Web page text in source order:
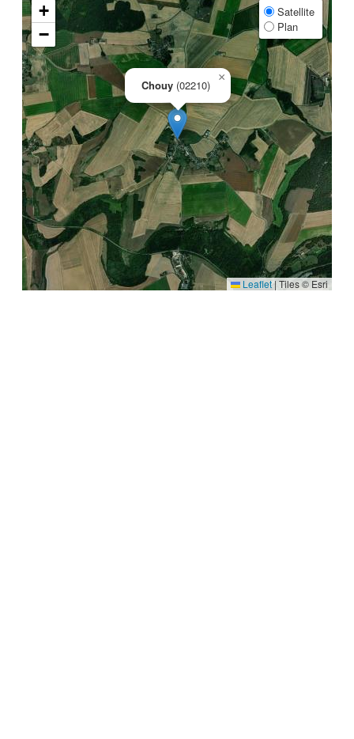
Chouy (02210)
×
+
−
Satellite
Plan
Leaflet | Tiles © Esri